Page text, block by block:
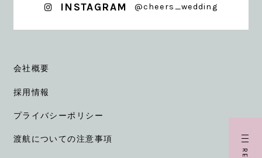
INSTAGRAM @cheers_wedding
会社概要
採用情報
プライバシーポリシー
渡航についての注意事項